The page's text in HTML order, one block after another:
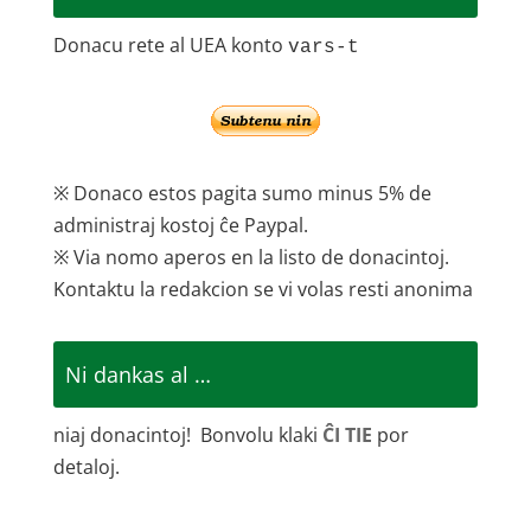
Donacu rete al UEA konto vars-t
※ Donaco estos pagita sumo minus 5% de
administraj kostoj ĉe Paypal.
※ Via nomo aperos en la listo de donacintoj.
Kontaktu la redakcion se vi volas resti anonima
Ni dankas al …
niaj donacintoj! Bonvolu klaki ĈI TIE por
detaloj.